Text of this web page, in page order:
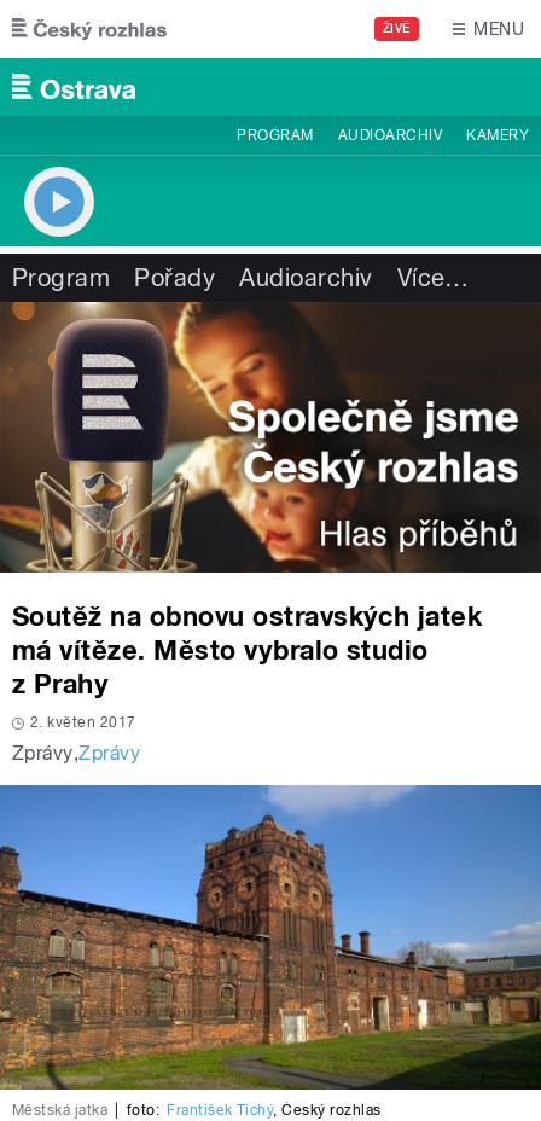
Přejít k hlavnímu obsahu
ŽIVĚ MENU
PROGRAM AUDIOARCHIV KAMERY
Program Pořady Audioarchiv Více…
Soutěž na obnovu ostravských jatek
má vítěze. Město vybralo studio
z Prahy
2. květen 2017
Zprávy,Zprávy
Městská jatka foto: František Tichý,Český rozhlas